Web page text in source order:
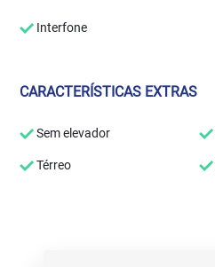
Interfone
CARACTERÍSTICAS EXTRAS
Sem elevador
Térreo